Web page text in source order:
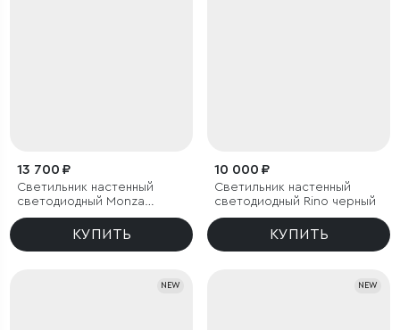
13 700 ₽
Светильник настенный
светодиодный Monza
черный
КУПИТЬ
10 000 ₽
Светильник настенный
светодиодный Rino черный
КУПИТЬ
NEW NEW